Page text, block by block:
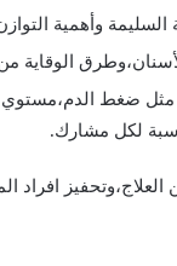
السليمة وأهمية
الوقاية
ضغط الدم،مستوي
لكل مشارك.
افراد